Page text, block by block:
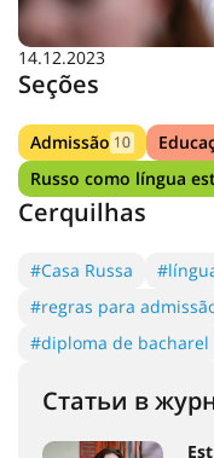
14.12.2023
Seções
Admissão 10
Russo como língua
Cerquilhas
#Casa Russa
#regras para
#diploma de bacharel
Статьи в